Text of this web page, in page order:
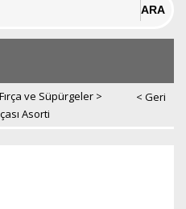
Fırça ve Süpürgeler >
Asorti